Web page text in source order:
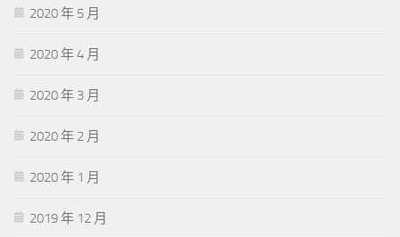
2020 年 5 月
2020 年 4 月
2020 年 3 月
2020 年 2 月
2020 年 1 月
2019 年 12 月